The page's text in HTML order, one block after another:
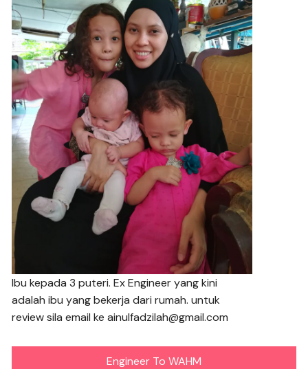
Ibu kepada 3 puteri. Ex Engineer yang kini
adalah ibu yang bekerja dari rumah. untuk
review sila email ke ainulfadzilah@gmail.com
Engineer To WAHM